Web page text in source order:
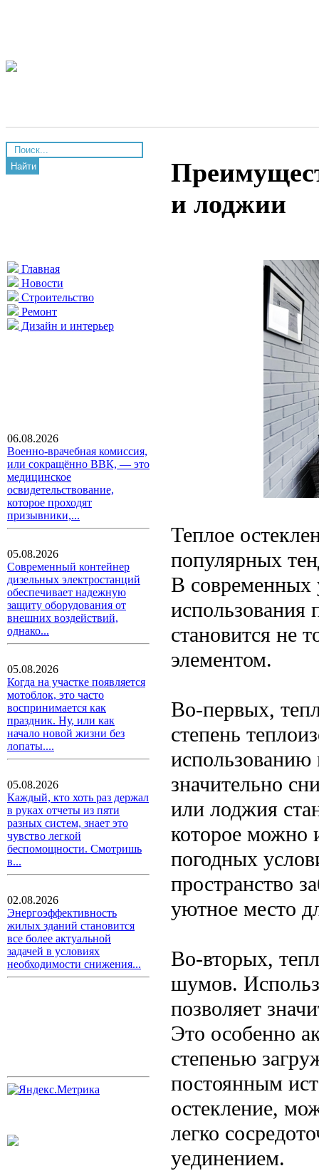
Найти
Главная
Новости
Строительство
Ремонт
Дизайн и интерьер
06.08.2026
Военно-врачебная комиссия,
или сокращённо ВВК, — это
медицинское
освидетельствование,
которое проходят
призывники,...
05.08.2026
Современный контейнер
дизельных электростанций
обеспечивает надежную
защиту оборудования от
внешних воздействий,
однако...
05.08.2026
Когда на участке появляется
мотоблок, это часто
воспринимается как
праздник. Ну, или как
начало новой жизни без
лопаты....
05.08.2026
Каждый, кто хоть раз держал
в руках отчеты из пяти
разных систем, знает это
чувство легкой
беспомощности. Смотришь
в...
02.08.2026
Энергоэффективность
жилых зданий становится
все более актуальной
задачей в условиях
необходимости снижения...
и лоджии
Теплое
популярных
В современных
использования
становится не
элементом.
Во-первых,
степень
использованию
значительно
или лоджия
которое можно
погодных
пространство
уютное место
Во-вторых,
шумов.
позволяет
Это особенно
степенью
постоянным
остекление,
легко
уединением.